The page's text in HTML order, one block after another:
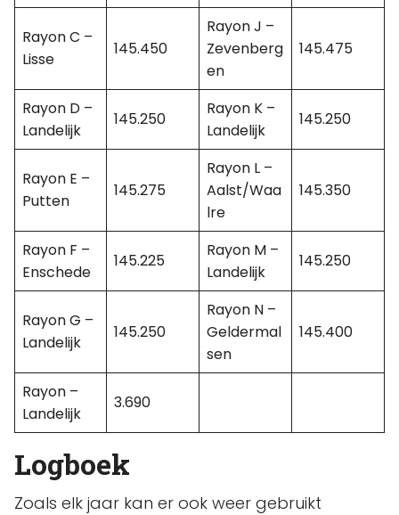
Rayon C –
Lisse
145.450
Rayon J –
Zevenberg
en
145.475
Rayon D –
Landelijk
145.250
Rayon K –
Landelijk
145.250
Rayon E –
Putten
145.275
Rayon L –
Aalst/Waa
lre
145.350
Rayon F –
Enschede
145.225
Rayon M –
Landelijk
145.250
Rayon G –
Landelijk
145.250
Rayon N –
Geldermal
sen
145.400
Rayon –
Landelijk
3.690
Logboek
Zoals elk jaar kan er ook weer gebruikt